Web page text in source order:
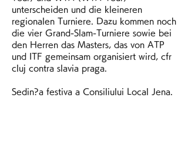
unterscheiden und die kleineren
regionalen Turniere. Dazu kommen noch
die vier Grand-Slam-Turniere sowie bei
den Herren das Masters, das von ATP
und ITF gemeinsam organisiert wird, cfr
cluj contra slavia praga.
Sedin?a festiva a Consiliului Local Jena.